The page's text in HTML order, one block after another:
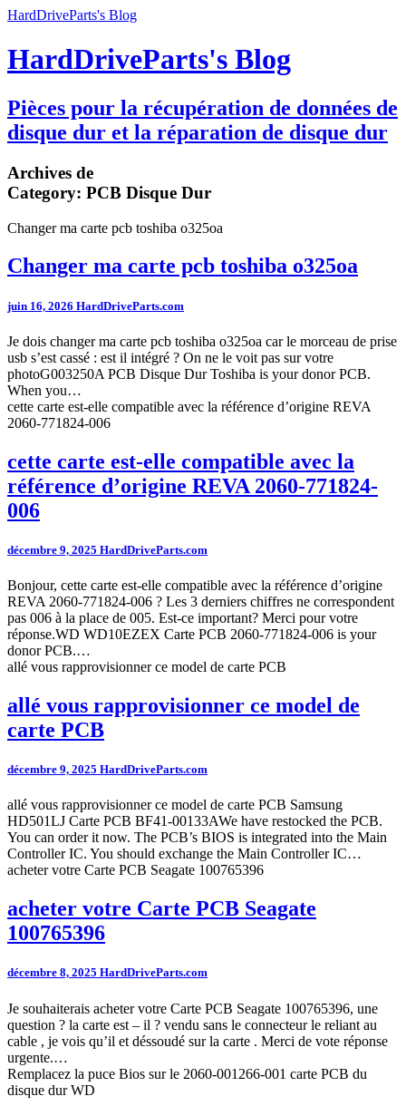
HardDriveParts's Blog
HardDriveParts's Blog
Pièces pour la récupération de données de
disque dur et la réparation de disque dur
Archives de
Category: PCB Disque Dur
Changer ma carte pcb toshiba o325oa
Changer ma carte pcb toshiba o325oa
juin 16, 2026 HardDriveParts.com
Je dois changer ma carte pcb toshiba o325oa car le morceau de prise
usb s’est cassé : est il intégré ? On ne le voit pas sur votre
photoG003250A PCB Disque Dur Toshiba is your donor PCB.
When you…
cette carte est-elle compatible avec la référence d’origine REVA
2060-771824-006
cette carte est-elle compatible avec la
référence d’origine REVA 2060-771824-
006
décembre 9, 2025 HardDriveParts.com
Bonjour, cette carte est-elle compatible avec la référence d’origine
REVA 2060-771824-006 ? Les 3 derniers chiffres ne correspondent
pas 006 à la place de 005. Est-ce important? Merci pour votre
réponse.WD WD10EZEX Carte PCB 2060-771824-006 is your
donor PCB.…
allé vous rapprovisionner ce model de carte PCB
allé vous rapprovisionner ce model de
carte PCB
décembre 9, 2025 HardDriveParts.com
allé vous rapprovisionner ce model de carte PCB Samsung
HD501LJ Carte PCB BF41-00133AWe have restocked the PCB.
You can order it now. The PCB’s BIOS is integrated into the Main
Controller IC. You should exchange the Main Controller IC…
acheter votre Carte PCB Seagate 100765396
acheter votre Carte PCB Seagate
100765396
décembre 8, 2025 HardDriveParts.com
Je souhaiterais acheter votre Carte PCB Seagate 100765396, une
question ? la carte est – il ? vendu sans le connecteur le reliant au
cable , je vois qu’il et déssoudé sur la carte . Merci de vote réponse
urgente.…
Remplacez la puce Bios sur le 2060-001266-001 carte PCB du
disque dur WD